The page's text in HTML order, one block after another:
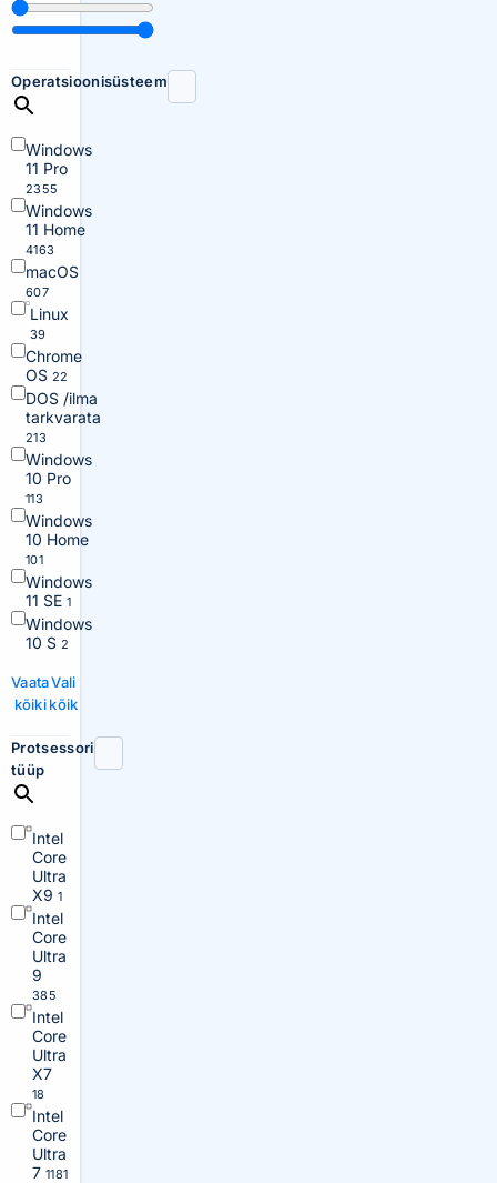
Operatsioonisüsteem
Windows
11 Pro
2355
Windows
11 Home
4163
macOS
607
Linux
39
Chrome
OS 22
DOS /ilma
tarkvarata
213
Windows
10 Pro
113
Windows
10 Home
101
Windows
11 SE 1
Windows
10 S 2
Vaata
kõiki
Vali
kõik
Protsessori
tüüp
Intel
Core
Ultra
X91
Intel
Core
Ultra
9
385
Intel
Core
Ultra
X7
18
Intel
Core
Ultra
7 1181